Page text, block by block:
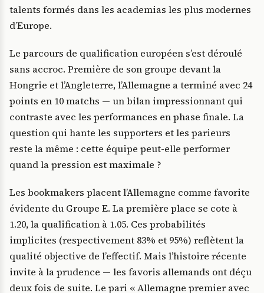
talents formés dans les academias les plus modernes
d’Europe.
Le parcours de qualification européen s’est déroulé
sans accroc. Première de son groupe devant la
Hongrie et l’Angleterre, l’Allemagne a terminé avec 24
points en 10 matchs — un bilan impressionnant qui
contraste avec les performances en phase finale. La
question qui hante les supporters et les parieurs
reste la même : cette équipe peut-elle performer
quand la pression est maximale ?
Les bookmakers placent l’Allemagne comme favorite
évidente du Groupe E. La première place se cote à
1.20, la qualification à 1.05. Ces probabilités
implicites (respectivement 83% et 95%) reflètent la
qualité objective de l’effectif. Mais l’histoire récente
invite à la prudence — les favoris allemands ont déçu
deux fois de suite. Le pari « Allemagne premier avec